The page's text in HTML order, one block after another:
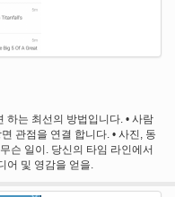
하는 최선의 방법입니다. • 사람
관점을 연결 합니다. • 사진, 동
슨 일이. 당신의 타임 라인에서
어 및 영감을 얻을.